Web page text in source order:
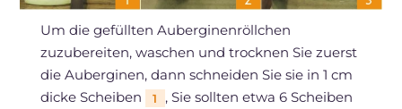
Um die gefüllten Auberginenröllchen
zuzubereiten, waschen und trocknen Sie zuerst
die Auberginen, dann schneiden Sie sie in 1 cm
dicke Scheiben
1
, Sie sollten etwa 6 Scheiben